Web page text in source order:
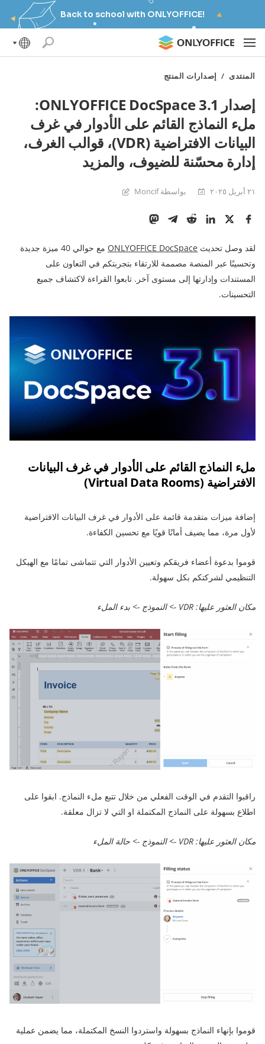
Back to school with ONLYOFFICE!
المنتدى / إصدارات المنتج
إصدار ONLYOFFICE DocSpace 3.1:
ملء النماذج القائم على الأدوار في غرف
البيانات الافتراضية (VDR)، قوالب الغرف،
إدارة محسّنة للضيوف، والمزيد
٢١ أبريل ٢٠٢٥ بواسطة Moncif
لقد وصل تحديث ONLYOFFICE DocSpace
مع حوالي 40 ميزة جديدة
وتحسينًا عبر المنصة مصممة للارتقاء بتجربتكم في التعاون على
المستندات وإدارتها إلى مستوى آخر. تابعوا القراءة لاكتشاف جميع
التحسينات.
ملء النماذج القائم على الأدوار في غرف البيانات
الافتراضية (Virtual Data Rooms)
إضافة ميزات متقدمة قائمة على الأدوار في غرف البيانات الافتراضية
لأول مرة، مما يضيف أمانًا قويًا مع تحسين الكفاءة.
قوموا بدعوة أعضاء فريقكم وتعيين الأدوار التي تتماشى تمامًا مع الهيكل
التنظيمي لشركتكم بكل سهولة.
مكان العثور عليها: VDR -> النموذج -> بدء الملء
راقبوا التقدم في الوقت الفعلي من خلال تتبع ملء النماذج. ابقوا على
اطلاع بسهولة على النماذج المكتملة او التي لا تزال معلقة.
مكان العثور عليها: VDR -> النموذج -> حالة الملء
قوموا بإنهاء النماذج بسهولة واستردوا النسخ المكتملة، مما يضمن عملية